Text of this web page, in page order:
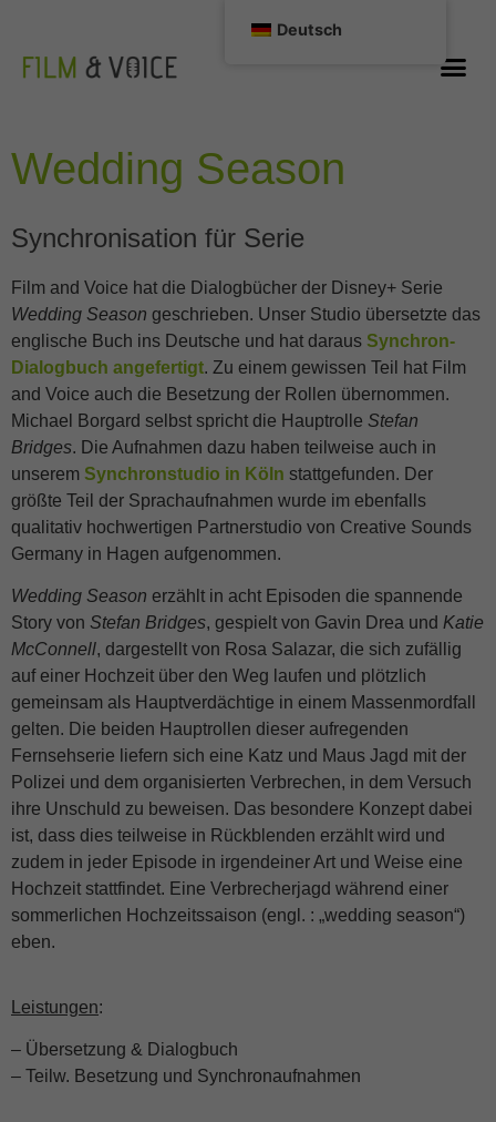
Wedding Season
Synchronisation für Serie
Film and Voice hat die Dialogbücher der Disney+ Serie
Wedding Season geschrieben. Unser Studio übersetzte das
englische Buch ins Deutsche und hat daraus Synchron-
Dialogbuch angefertigt. Zu einem gewissen Teil hat Film
and Voice auch die Besetzung der Rollen übernommen.
Michael Borgard selbst spricht die Hauptrolle Stefan
Bridges. Die Aufnahmen dazu haben teilweise auch in
unserem Synchronstudio in Köln stattgefunden. Der
größte Teil der Sprachaufnahmen wurde im ebenfalls
qualitativ hochwertigen Partnerstudio von Creative Sounds
Germany in Hagen aufgenommen.
Wedding Season erzählt in acht Episoden die spannende
Story von Stefan Bridges, gespielt von Gavin Drea und Katie
McConnell, dargestellt von Rosa Salazar, die sich zufällig
auf einer Hochzeit über den Weg laufen und plötzlich
gemeinsam als Hauptverdächtige in einem Massenmordfall
gelten. Die beiden Hauptrollen dieser aufregenden
Fernsehserie liefern sich eine Katz und Maus Jagd mit der
Polizei und dem organisierten Verbrechen, in dem Versuch
ihre Unschuld zu beweisen. Das besondere Konzept dabei
ist, dass dies teilweise in Rückblenden erzählt wird und
zudem in jeder Episode in irgendeiner Art und Weise eine
Hochzeit stattfindet. Eine Verbrecherjagd während einer
sommerlichen Hochzeitssaison (engl. : „wedding season“)
eben.
Leistungen:
– Übersetzung & Dialogbuch
– Teilw. Besetzung und Synchronaufnahmen
Deutsch